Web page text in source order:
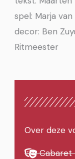
spel: Marja
decor: Ben
Ritmeester
Over deze
Cabaret